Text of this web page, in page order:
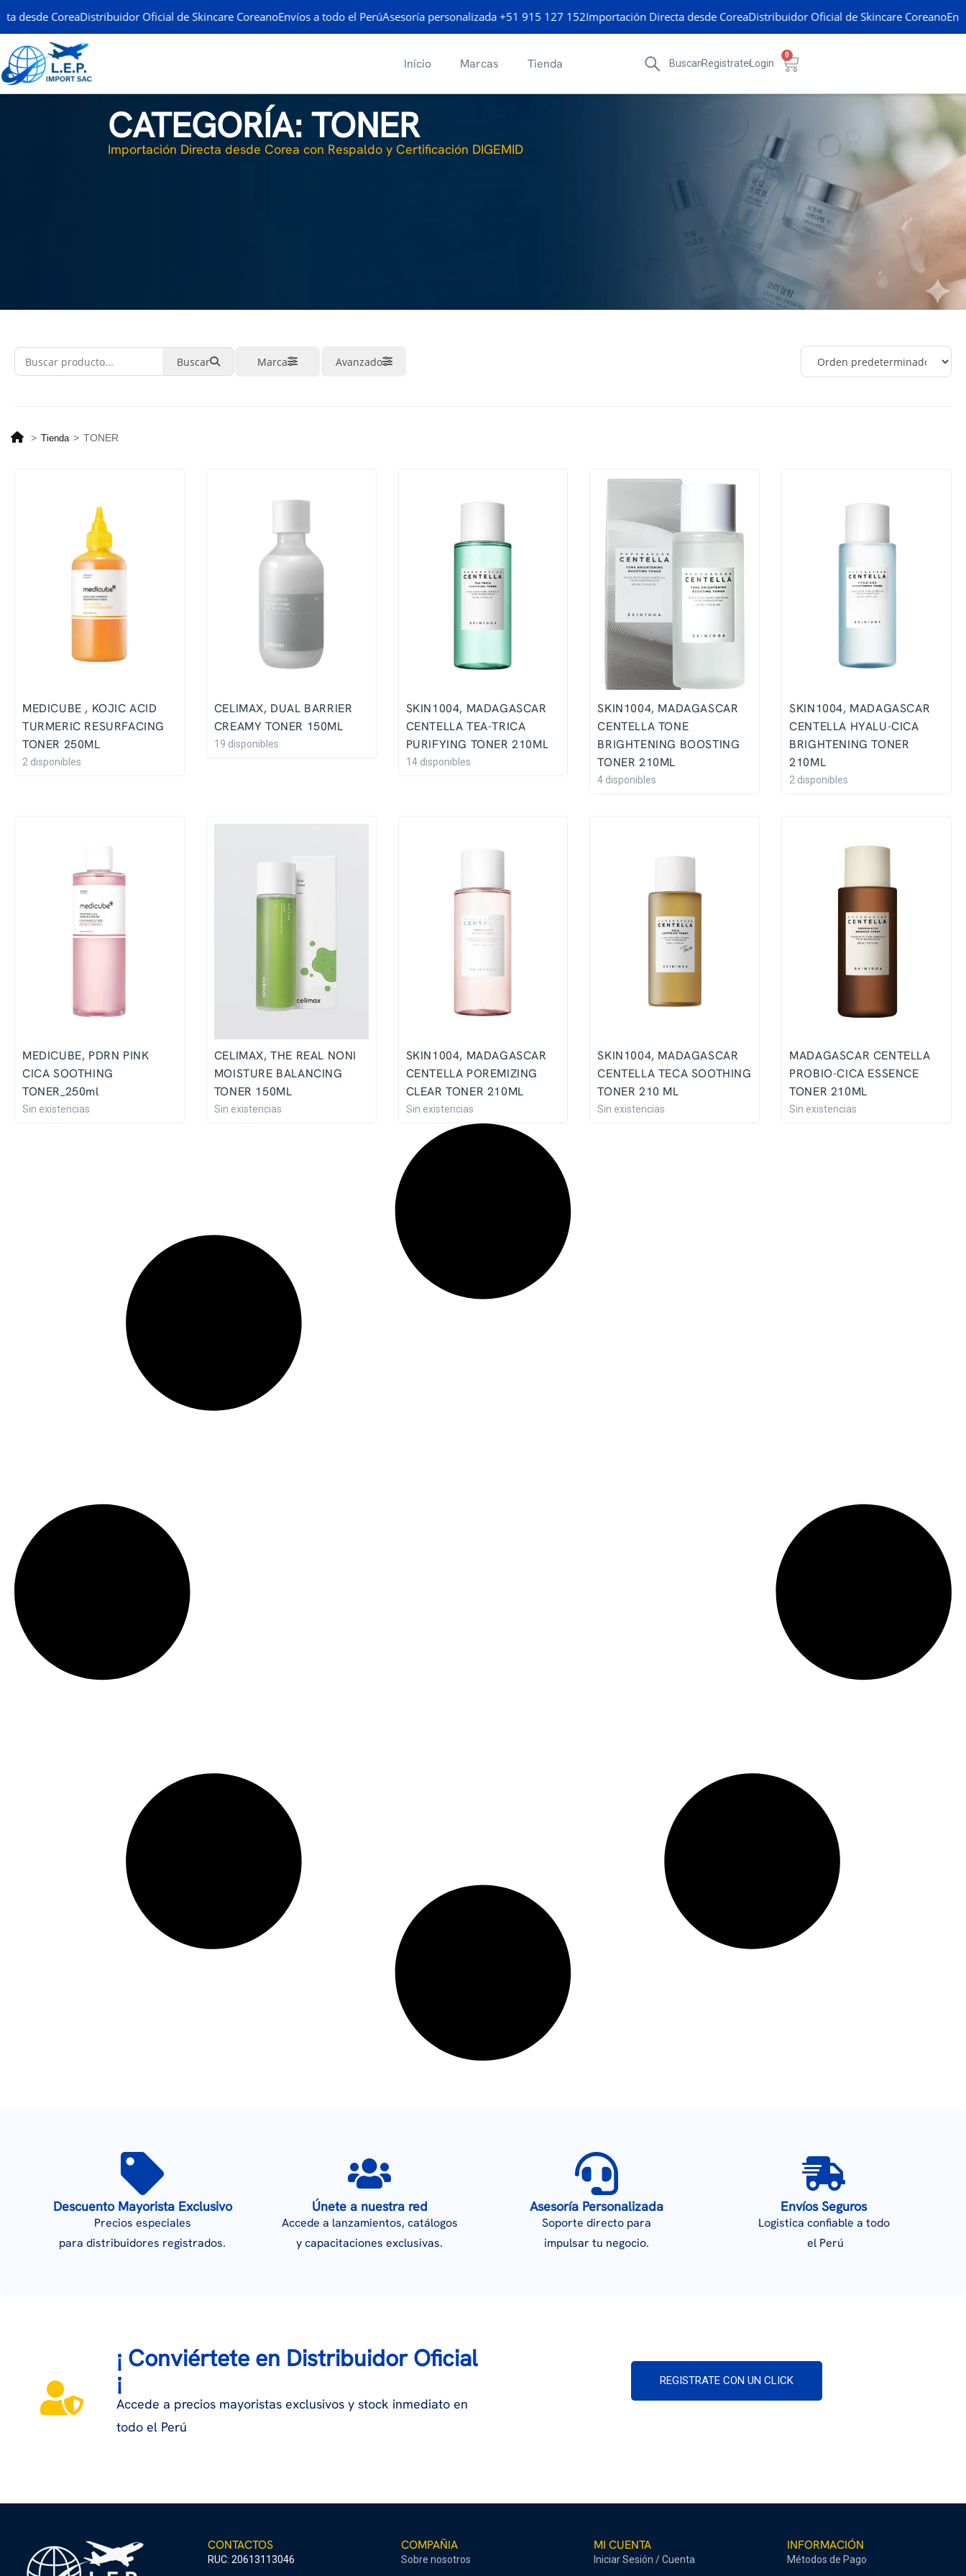
CoreaDistribuidor Oficial de Skincare CoreanoEnvíos a todo el PerúAsesoría personalizada +51 915 127 152Importación Directa desde CoreaDistribuidor Oficial de Skincare CoreanoEnvíos
Inicio Marcas Tienda BuscarRegistrate Login
0
CATEGORÍA: TONER
Importación Directa desde Corea con Respaldo y Certificación DIGEMID
Buscar Marca Avanzado
> Tienda > TONER
MEDICUBE , KOJIC ACID
TURMERIC RESURFACING
TONER 250ML
2 disponibles
CELIMAX, DUAL BARRIER
CREAMY TONER 150ML
19 disponibles
SKIN1004, MADAGASCAR
CENTELLA TEA-TRICA
PURIFYING TONER 210ML
14 disponibles
SKIN1004, MADAGASCAR
CENTELLA TONE
BRIGHTENING BOOSTING
TONER 210ML
4 disponibles
SKIN1004, MADAGASCAR
CENTELLA HYALU-CICA
BRIGHTENING TONER
210ML
2 disponibles
MEDICUBE, PDRN PINK
CICA SOOTHING
TONER_250ml
Sin existencias
CELIMAX, THE REAL NONI
MOISTURE BALANCING
TONER 150ML
Sin existencias
SKIN1004, MADAGASCAR
CENTELLA POREMIZING
CLEAR TONER 210ML
Sin existencias
SKIN1004, MADAGASCAR
CENTELLA TECA SOOTHING
TONER 210 ML
Sin existencias
MADAGASCAR CENTELLA
PROBIO-CICA ESSENCE
TONER 210ML
Sin existencias
Descuento Mayorista Exclusivo
Precios especiales
para distribuidores registrados.
Únete a nuestra red
Accede a lanzamientos, catálogos
y capacitaciones exclusivas.
Asesoría Personalizada
Soporte directo para
impulsar tu negocio.
Envíos Seguros
Logistica confiable a todo
el Perú
¡ Conviértete en Distribuidor Oficial
¡
Accede a precios mayoristas exclusivos y stock inmediato en
todo el Perú
REGISTRATE CON UN CLICK
CONTACTOS
RUC: 20613113046
COMPAÑIA
Sobre nosotros
MI CUENTA
Iniciar Sesión / Cuenta
INFORMACIÓN
Métodos de Pago